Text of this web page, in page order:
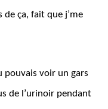
ça, fait que j’me
pouvais voir un gars
de l’urinoir pendant